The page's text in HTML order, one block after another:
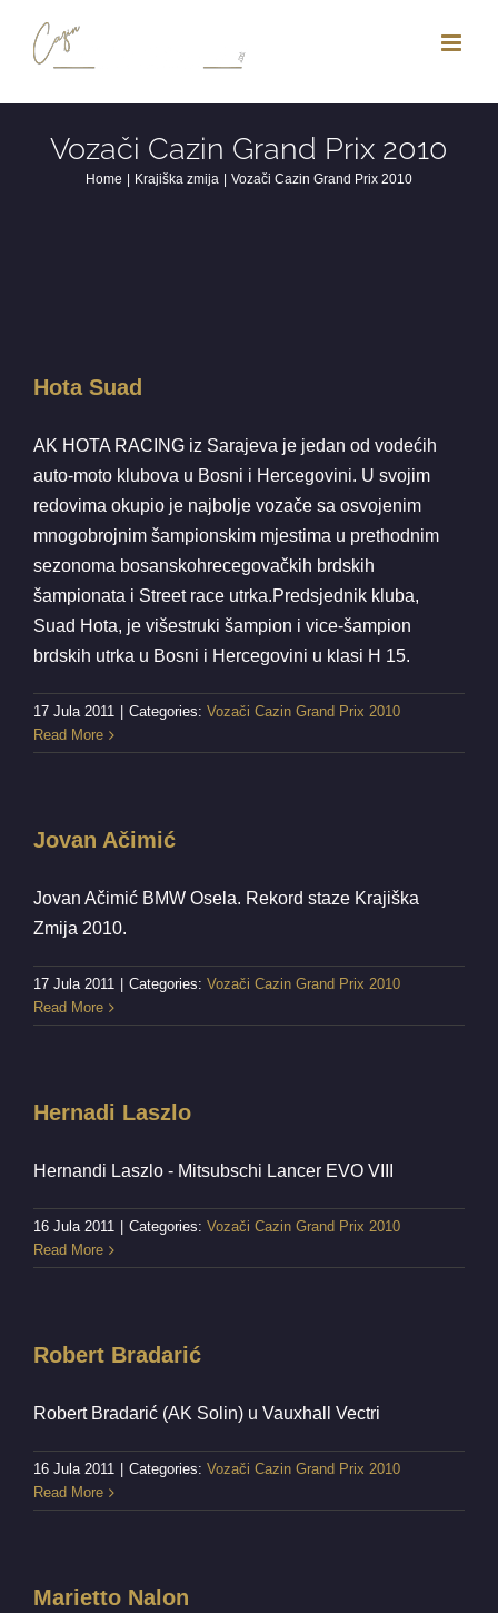
content
Vozači Cazin Grand Prix 2010
Home Krajiška zmija Vozači Cazin Grand Prix 2010
Hota Suad
AK HOTA RACING iz Sarajeva je jedan od vodećih
auto-moto klubova u Bosni i Hercegovini. U svojim
redovima okupio je najbolje vozače sa osvojenim
mnogobrojnim šampionskim mjestima u prethodnim
sezonoma bosanskohrecegovačkih brdskih
šampionata i Street race utrka.Predsjednik kluba,
Suad Hota, je višestruki šampion i vice-šampion
brdskih utrka u Bosni i Hercegovini u klasi H 15.
17 Jula 2011 Categories: Vozači Cazin Grand Prix 2010
Read More
Jovan Ačimić
Jovan Ačimić BMW Osela. Rekord staze Krajiška
Zmija 2010.
17 Jula 2011 Categories: Vozači Cazin Grand Prix 2010
Read More
Hernadi Laszlo
Hernandi Laszlo - Mitsubschi Lancer EVO VIII
16 Jula 2011 Categories: Vozači Cazin Grand Prix 2010
Read More
Robert Bradarić
Robert Bradarić (AK Solin) u Vauxhall Vectri
16 Jula 2011 Categories: Vozači Cazin Grand Prix 2010
Read More
Marietto Nalon